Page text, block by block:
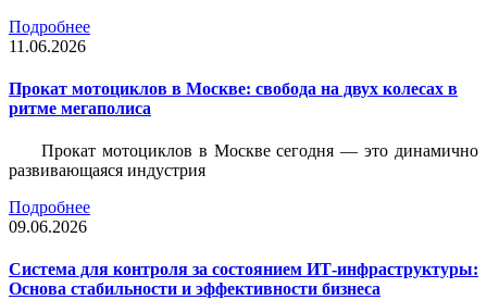
Подробнее
11.06.2026
Прокат мотоциклов в Москве: свобода на двух колесах в
ритме мегаполиса
Прокат мотоциклов в Москве сегодня — это динамично
развивающаяся индустрия
Подробнее
09.06.2026
Система для контроля за состоянием ИТ-инфраструктуры:
Основа стабильности и эффективности бизнеса